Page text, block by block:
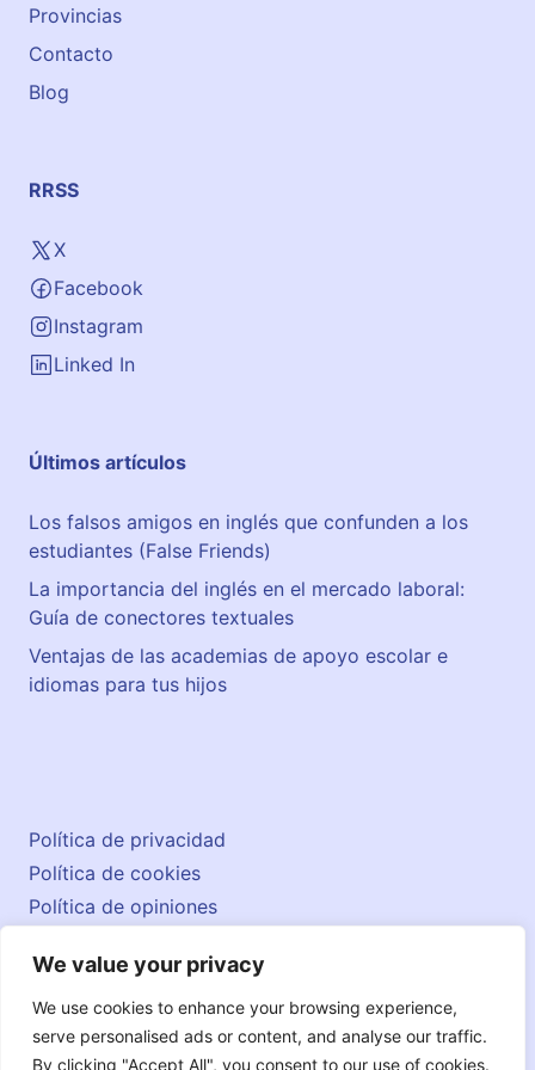
We value your privacy
We use cookies to enhance your browsing experience,
serve personalised ads or content, and analyse our traffic.
By clicking "Accept All", you consent to our use of cookies.
Provincias
Contacto
Blog
RRSS
X
Facebook
Instagram
Linked In
Últimos artículos
Los falsos amigos en inglés que confunden a los
estudiantes (False Friends)
La importancia del inglés en el mercado laboral:
Guía de conectores textuales
Ventajas de las academias de apoyo escolar e
idiomas para tus hijos
© 2026 englishatlas.es
Política de privacidad
Política de cookies
Política de opiniones
Contacto